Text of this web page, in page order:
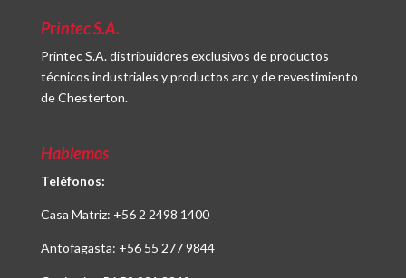
Printec S.A.
Printec S.A. distribuidores exclusivos de productos
técnicos industriales y productos arc y de revestimiento
de Chesterton.
Hablemos
Teléfonos:
Casa Matriz: +56 2 2498 1400
Antofagasta: +56 55 277 9844